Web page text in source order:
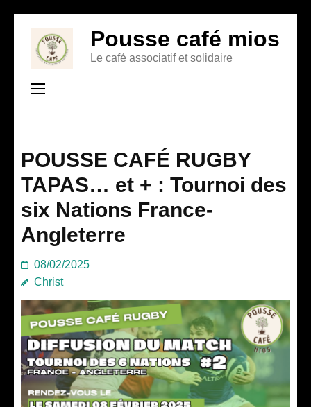
contenu
(Pressez
Pousse café mios
Le café associatif et solidaire
POUSSE CAFÉ RUGBY
TAPAS… et + : Tournoi des
six Nations France-
Angleterre
08/02/2025
Christ